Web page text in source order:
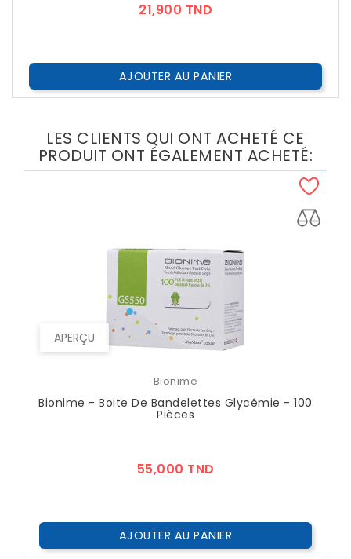
21,900 TND
AJOUTER AU PANIER
LES CLIENTS QUI ONT ACHETÉ CE
PRODUIT ONT ÉGALEMENT ACHETÉ:
APERÇU
Bionime
Bionime - Boite De Bandelettes Glycémie - 100
Pièces
55,000 TND
AJOUTER AU PANIER